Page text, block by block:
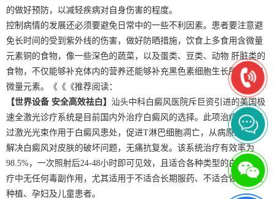
的做好预防，以减轻疾病对自身伤害的程度。
控制病情的发展还必须要避免日常中的一些不利因素。患者要注意避
免长时间的受到紫外线的伤害，做好防晒措施，饮食上多食用含微量
元素铜的食物，像一些深色的蔬菜，以及蛋类、豆类、动物 肝脏类的
食物，不仅能够补充体内的营养还能够补充黑色素细胞生长所需要的
微量元素。《《《推荐阅读：
【世界设备 安全高效祛白】 汕头中科白癜风医院斥巨资引进的美国极
速全激光诊疗系统是目前国内外治疗白癜风的选择。此项治疗技术通
过激光光束作用于白癜风患处，促进T淋巴细胞凋亡，从病原上彻底
解决白癜风对皮肤的破坏问题，无痛抗复发。该系统治疗有效率为
98.5%，一次照射后24-48小时即可见效，且适合各种类型的白斑，治
疗中无任何毒副作用，尤其适用于不适合长期服药、不适合做黑色素
种植、孕妇及儿童患者。